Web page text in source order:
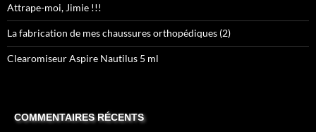
Attrape-moi, Jimie !!!
La fabrication de mes chaussures orthopédiques (2)
Clearomiseur Aspire Nautilus 5 ml
COMMENTAIRES RÉCENTS